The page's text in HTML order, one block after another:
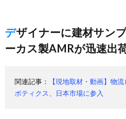
デザイナーに建材サンプル無償発送、米ロ
ーカス製AMRが迅速出
関連記事：
【現地取材・動画】物
ボティクス、日本市場に参入